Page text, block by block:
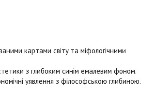
картами світу та міфологічними
з глибоким синім емалевим фоном.
уявлення з філософською глибиною.